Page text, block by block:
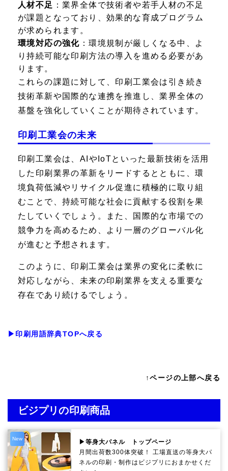
人材不足 ：業界全体で技術者や若手人材の不足
が課題となっており、効果的な育成プログラム
が求められます。
環境対応の強化 ：環境規制が厳しくなる中、よ
り持続可能な印刷方法の導入を進める必要があ
ります。
これらの課題に対して、印刷工業会は引き続き
技術革新や国際的な連携を推進し、業界全体の
基盤を強化していくことが期待されています。
印刷工業会の未来
印刷工業会は、AIやIoTといった最新技術を活用
した印刷業界の革新をリードするとともに、環
境負荷低減やリサイクル促進に積極的に取り組
むことで、持続可能な社会に貢献する役割を果
たしていくでしょう。また、国際的な市場での
競争力を高めるため、より一層のグローバル化
が進むと予想されます。
このように、印刷工業会は業界の変化に柔軟に
対応しながら、未来の印刷業界を支える重要な
存在であり続けるでしょう。
▶印刷用語辞典TOPへ戻る
↑ページの上部へ戻る
ビジプリの印刷商品
New
▶等身大パネル トップページ
月間出荷数300体突破！ 工場直送の等身大パ
ネルの印刷・制作は ビジプリ におまかせくだ